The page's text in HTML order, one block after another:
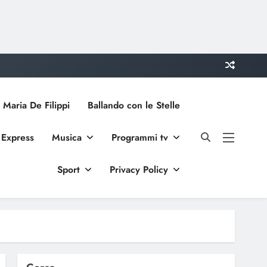
De Filippi Ballando con le Stelle
Musica Programmi tv
Sport Privacy Policy